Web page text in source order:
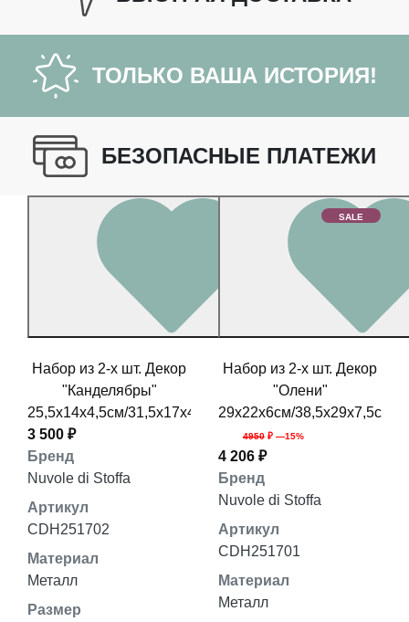
ТОЛЬКО ВАША ИСТОРИЯ!
БЕЗОПАСНЫЕ ПЛАТЕЖИ
Набор из 2-х шт. Декор
"Канделябры"
25,5x14x4,5см/31,5x17x4,8см
3 500 ₽
Бренд
Nuvole di Stoffa
Артикул
CDH251702
Материал
Металл
Размер
Набор из 2-х шт. Декор
"Олени"
29x22x6см/38,5x29x7,5см
4950₽ —15%
4 206 ₽
Бренд
Nuvole di Stoffa
Артикул
CDH251701
Материал
Металл
SALE